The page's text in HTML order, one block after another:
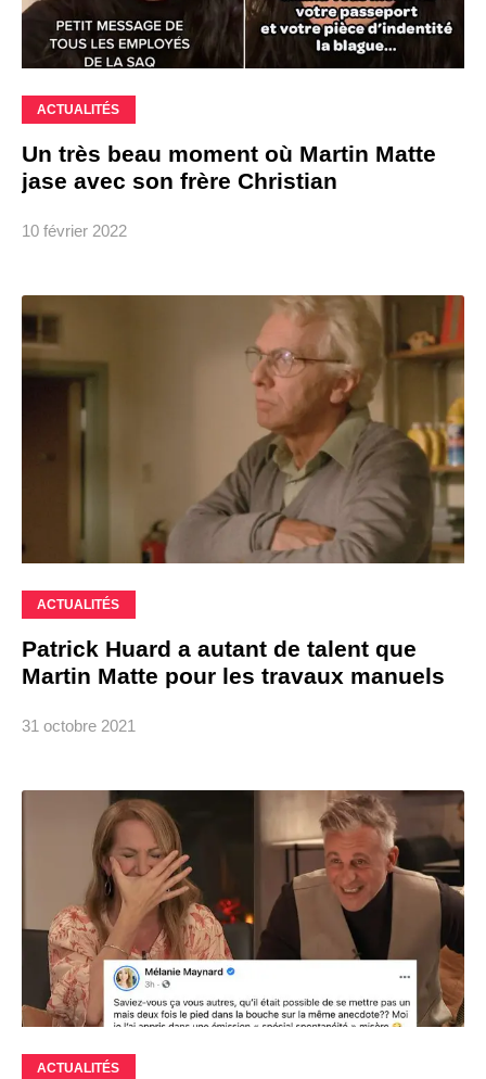
ACTUALITÉS
Un très beau moment où Martin Matte
jase avec son frère Christian
10 février 2022
ACTUALITÉS
Patrick Huard a autant de talent que
Martin Matte pour les travaux manuels
31 octobre 2021
ACTUALITÉS